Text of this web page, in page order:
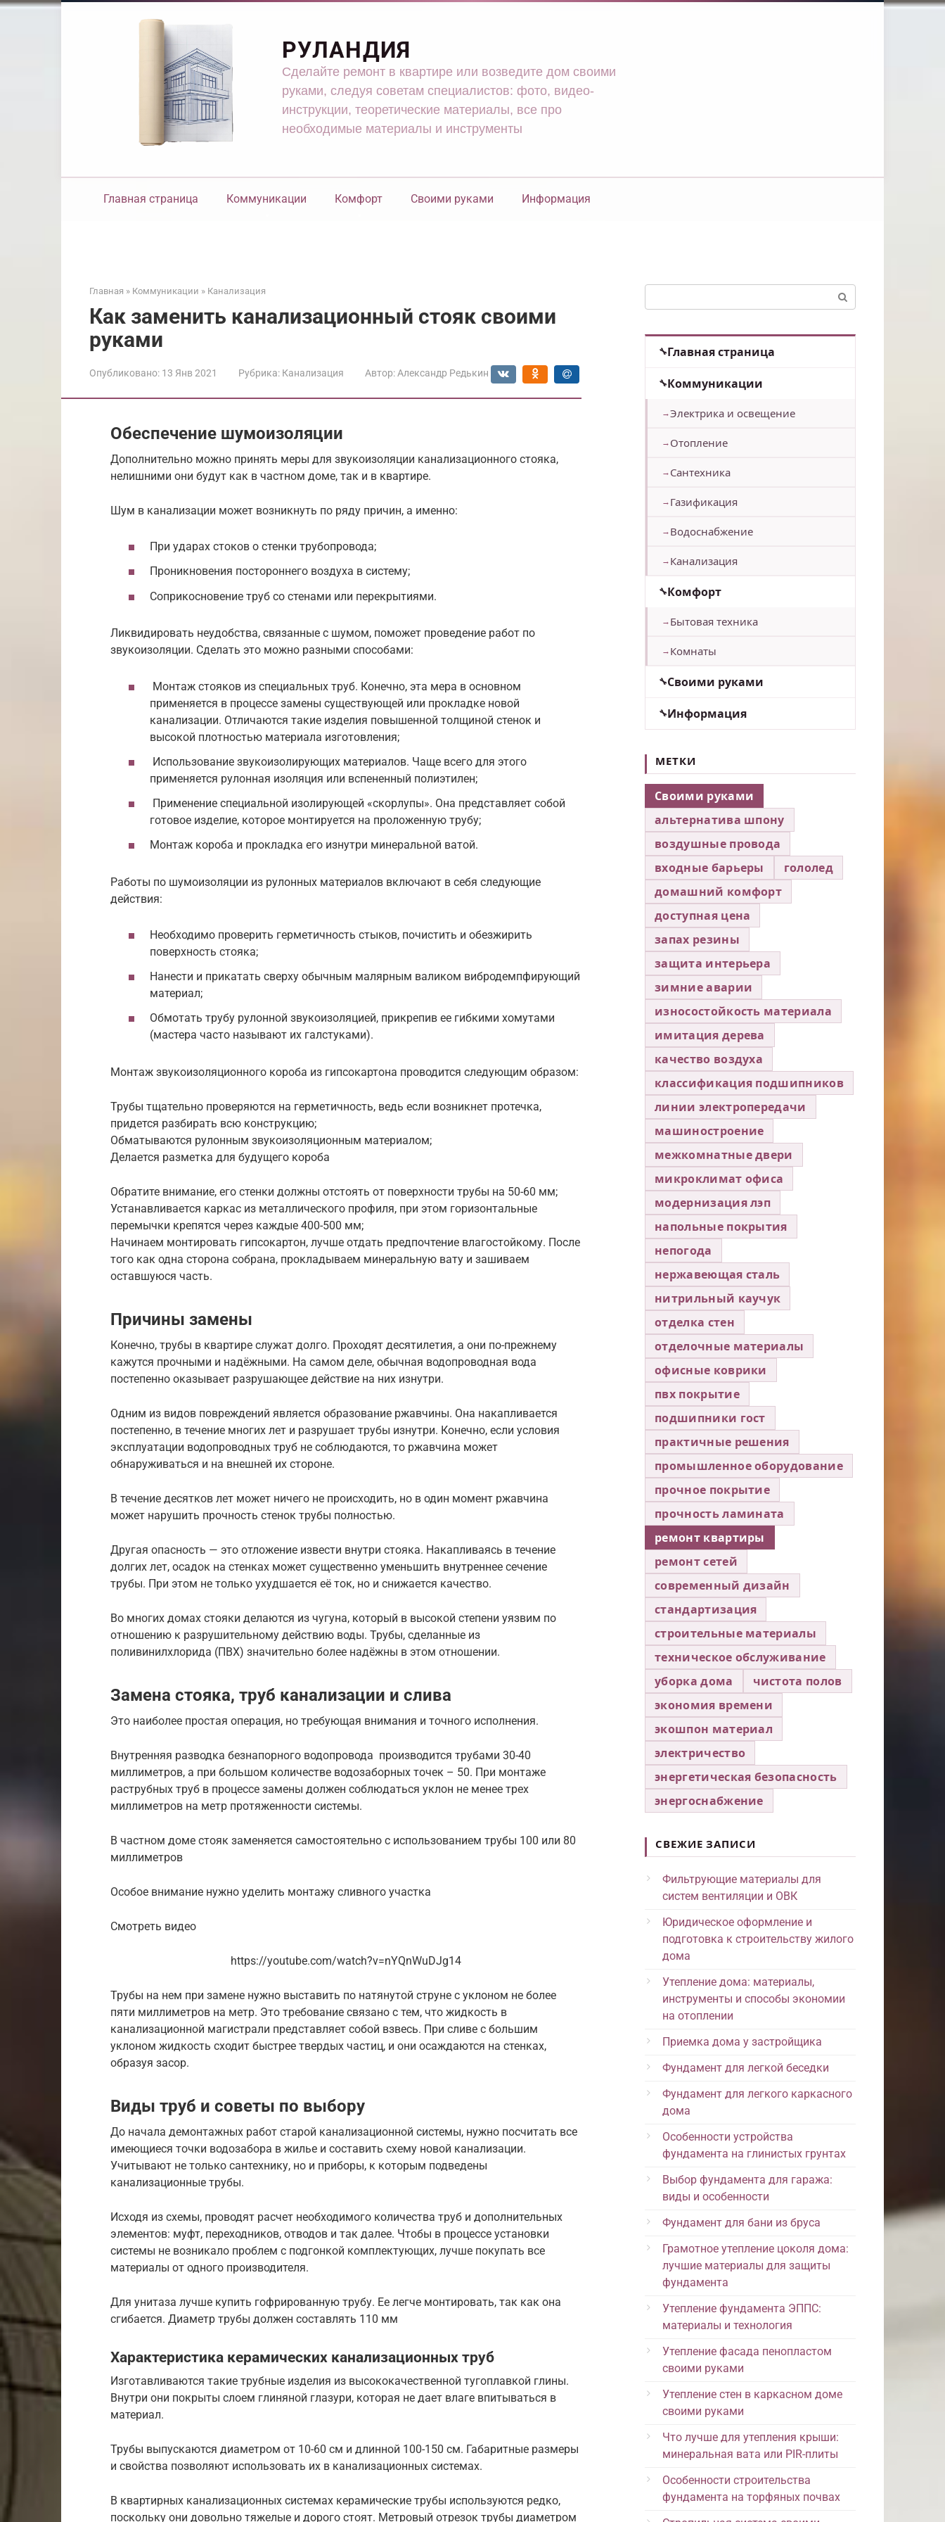
Перейти
РУЛАНДИЯ
Сделайте ремонт в квартире или возведите дом своими
руками, следуя советам специалистов: фото, видео-
инструкции, теоретические материалы, все про
необходимые материалы и инструменты
Главная страница Коммуникации Комфорт Своими руками Информация
Главная » Коммуникации » Канализация
Как заменить канализационный стояк своими
руками
Опубликовано: 13 Янв 2021 Рубрика: Канализация Автор: Александр Редькин
Обеспечение шумоизоляции
Дополнительно можно принять меры для звукоизоляции канализационного стояка,
нелишними они будут как в частном доме, так и в квартире.
Шум в канализации может возникнуть по ряду причин, а именно:
При ударах стоков о стенки трубопровода;
Проникновения постороннего воздуха в систему;
Соприкосновение труб со стенами или перекрытиями.
Ликвидировать неудобства, связанные с шумом, поможет проведение работ по
звукоизоляции. Сделать это можно разными способами:
Монтаж стояков из специальных труб. Конечно, эта мера в основном
применяется в процессе замены существующей или прокладке новой
канализации. Отличаются такие изделия повышенной толщиной стенок и
высокой плотностью материала изготовления;
Использование звукоизолирующих материалов. Чаще всего для этого
применяется рулонная изоляция или вспененный полиэтилен;
Применение специальной изолирующей «скорлупы». Она представляет собой
готовое изделие, которое монтируется на проложенную трубу;
Монтаж короба и прокладка его изнутри минеральной ватой.
Работы по шумоизоляции из рулонных материалов включают в себя следующие
действия:
Необходимо проверить герметичность стыков, почистить и обезжирить
поверхность стояка;
Нанести и прикатать сверху обычным малярным валиком вибродемпфирующий
материал;
Обмотать трубу рулонной звукоизоляцией, прикрепив ее гибкими хомутами
(мастера часто называют их галстуками).
Монтаж звукоизоляционного короба из гипсокартона проводится следующим образом:
Трубы тщательно проверяются на герметичность, ведь если возникнет протечка,
придется разбирать всю конструкцию;
Обматываются рулонным звукоизоляционным материалом;
Делается разметка для будущего короба
Обратите внимание, его стенки должны отстоять от поверхности трубы на 50-60 мм;
Устанавливается каркас из металлического профиля, при этом горизонтальные
перемычки крепятся через каждые 400-500 мм;
Начинаем монтировать гипсокартон, лучше отдать предпочтение влагостойкому. После
того как одна сторона собрана, прокладываем минеральную вату и зашиваем
оставшуюся часть.
Причины замены
Конечно, трубы в квартире служат долго. Проходят десятилетия, а они по-прежнему
кажутся прочными и надёжными. На самом деле, обычная водопроводная вода
постепенно оказывает разрушающее действие на них изнутри.
Одним из видов повреждений является образование ржавчины. Она накапливается
постепенно, в течение многих лет и разрушает трубы изнутри. Конечно, если условия
эксплуатации водопроводных труб не соблюдаются, то ржавчина может
обнаруживаться и на внешней их стороне.
В течение десятков лет может ничего не происходить, но в один момент ржавчина
может нарушить прочность стенок трубы полностью.
Другая опасность — это отложение извести внутри стояка. Накапливаясь в течение
долгих лет, осадок на стенках может существенно уменьшить внутреннее сечение
трубы. При этом не только ухудшается её ток, но и снижается качество.
Во многих домах стояки делаются из чугуна, который в высокой степени уязвим по
отношению к разрушительному действию воды. Трубы, сделанные из
поливинилхлорида (ПВХ) значительно более надёжны в этом отношении.
Замена стояка, труб канализации и слива
Это наиболее простая операция, но требующая внимания и точного исполнения.
Внутренняя разводка безнапорного водопровода производится трубами 30-40
миллиметров, а при большом количестве водозаборных точек – 50. При монтаже
раструбных труб в процессе замены должен соблюдаться уклон не менее трех
миллиметров на метр протяженности системы.
В частном доме стояк заменяется самостоятельно с использованием трубы 100 или 80
миллиметров
Особое внимание нужно уделить монтажу сливного участка
Смотреть видео
https://youtube.com/watch?v=nYQnWuDJg14
Трубы на нем при замене нужно выставить по натянутой струне с уклоном не более
пяти миллиметров на метр. Это требование связано с тем, что жидкость в
канализационной магистрали представляет собой взвесь. При сливе с большим
уклоном жидкость сходит быстрее твердых частиц, и они осаждаются на стенках,
образуя засор.
Виды труб и советы по выбору
До начала демонтажных работ старой канализационной системы, нужно посчитать все
имеющиеся точки водозабора в жилье и составить схему новой канализации.
Учитывают не только сантехнику, но и приборы, к которым подведены
канализационные трубы.
Исходя из схемы, проводят расчет необходимого количества труб и дополнительных
элементов: муфт, переходников, отводов и так далее. Чтобы в процессе установки
системы не возникало проблем с подгонкой комплектующих, лучше покупать все
материалы от одного производителя.
Для унитаза лучше купить гофрированную трубу. Ее легче монтировать, так как она
сгибается. Диаметр трубы должен составлять 110 мм
Характеристика керамических канализационных труб
Изготавливаются такие трубные изделия из высококачественной тугоплавкой глины.
Внутри они покрыты слоем глиняной глазури, которая не дает влаге впитываться в
материал.
Трубы выпускаются диаметром от 10-60 см и длинной 100-150 см. Габаритные размеры
и свойства позволяют использовать их в канализационных системах.
В квартирных канализационных системах керамические трубы используются редко,
поскольку они довольно тяжелые и дорого стоят. Метровый отрезок трубы диаметром
Главная страница
Коммуникации
Электрика и освещение
Отопление
Сантехника
Газификация
Водоснабжение
Канализация
Комфорт
Бытовая техника
Комнаты
Своими руками
Информация
МЕТКИ
Своими руками
альтернатива шпону
воздушные провода
входные барьеры
гололед
домашний комфорт
доступная цена
запах резины
защита интерьера
зимние аварии
износостойкость материала
имитация дерева
качество воздуха
классификация подшипников
линии электропередачи
машиностроение
межкомнатные двери
микроклимат офиса
модернизация лэп
напольные покрытия
непогода
нержавеющая сталь
нитрильный каучук
отделка стен
отделочные материалы
офисные коврики
пвх покрытие
подшипники гост
практичные решения
промышленное оборудование
прочное покрытие
прочность ламината
ремонт квартиры
ремонт сетей
современный дизайн
стандартизация
строительные материалы
техническое обслуживание
уборка дома
чистота полов
экономия времени
экошпон материал
электричество
энергетическая безопасность
энергоснабжение
СВЕЖИЕ ЗАПИСИ
Фильтрующие материалы для
систем вентиляции и ОВК
Юридическое оформление и
подготовка к строительству жилого
дома
Утепление дома: материалы,
инструменты и способы экономии
на отоплении
Приемка дома у застройщика
Фундамент для легкой беседки
Фундамент для легкого каркасного
дома
Особенности устройства
фундамента на глинистых грунтах
Выбор фундамента для гаража:
виды и особенности
Фундамент для бани из бруса
Грамотное утепление цоколя дома:
лучшие материалы для защиты
фундамента
Утепление фундамента ЭППС:
материалы и технология
Утепление фасада пенопластом
своими руками
Утепление стен в каркасном доме
своими руками
Что лучше для утепления крыши:
минеральная вата или PIR-плиты
Особенности строительства
фундамента на торфяных почвах